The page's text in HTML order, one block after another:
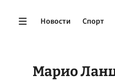
Новости Спорт
Марио